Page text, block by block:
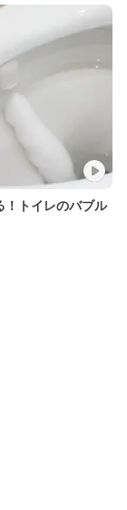
！トイレのバブル